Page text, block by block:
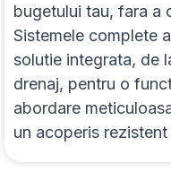
bugetului tau, fara a
Sistemele complete
solutie integrata, de
drenaj, pentru o
abordare
un acoperis